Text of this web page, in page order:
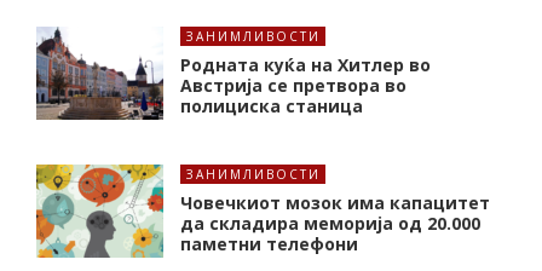
ЗАНИМЛИВОСТИ
Родната куќа на Хитлер во
Австрија се претвора во
полициска станица
ЗАНИМЛИВОСТИ
Човечкиот мозок има капацитет
да складира меморија од 20.000
паметни телефони